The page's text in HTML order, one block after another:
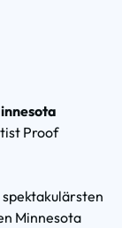
Proof
Minnesota